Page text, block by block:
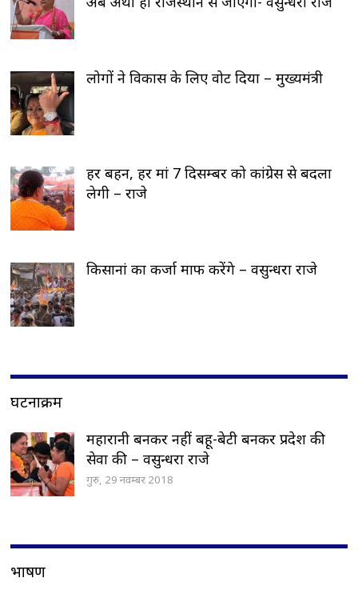
लोगों ने विकास के लिए वोट दिया – मुख्यमंत्री
हर बहन, हर मां 7 दिसम्बर को कांग्रेस से बदला
लेगी – राजे
किसानां का कर्जा माफ करेंगे – वसुन्धरा राजे
घटनाक्रम
महारानी बनकर नहीं बहू-बेटी बनकर प्रदेश की
सेवा की – वसुन्धरा राजे
गुरु, 29 नवम्बर 2018
भाषण